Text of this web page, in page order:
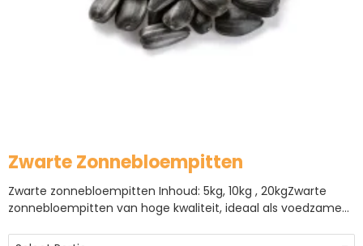
Zwarte Zonnebloempitten
Zwarte zonnebloempitten Inhoud: 5kg, 10kg , 20kgZwarte
zonnebloempitten van hoge kwaliteit, ideaal als voedzame
natuurlijke voedingsstoffen.Zwarte zonnebloempitten